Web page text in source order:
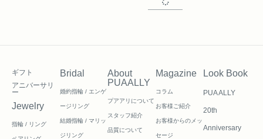
ギフト
アニバーサリ
ー
Jewelry
指輪 / リング
Bridal
婚約指輪 / エンゲ
ージリング
結婚指輪 / マリッ
ジリング
About
PUAALLY
プアアリについて
スタッフ紹介
品質について
Magazine
コラム
お客様ご紹介
お客様からのメッ
セージ
Look Book
PUA ALLY
20th
Anniversary